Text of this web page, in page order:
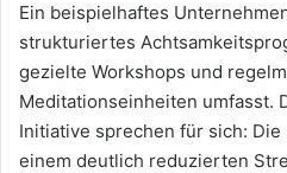
Ein beispielhaftes
strukturiertes
gezielte Workshops und
Meditationseinheiten umfasst.
Initiative sprechen für sich:
einem deutlich reduzierten